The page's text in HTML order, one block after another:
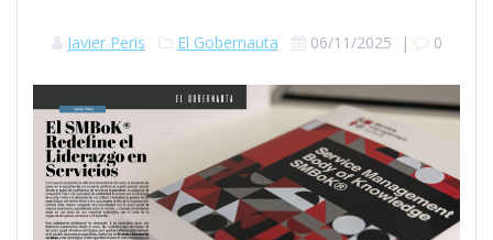
Javier Peris El Gobernauta 06/11/2025 | 0